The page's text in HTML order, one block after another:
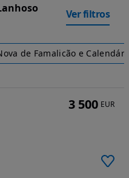
Ver filtros
de Famalicão e
3 500 EUR